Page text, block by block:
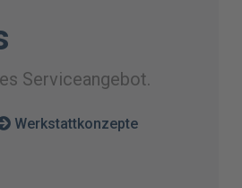
Serviceangebot.
Werkstattkonzepte